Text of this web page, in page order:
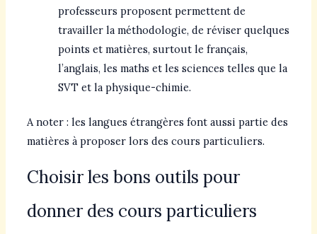
professeurs proposent permettent de
travailler la méthodologie, de réviser quelques
points et matières, surtout le français,
l’anglais, les maths et les sciences telles que la
SVT et la physique-chimie.
A noter : les langues étrangères font aussi partie des
matières à proposer lors des cours particuliers.
Choisir les bons outils pour
donner des cours particuliers